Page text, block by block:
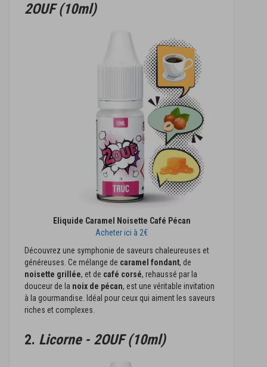
2OUF (10ml)
Eliquide Caramel Noisette Café Pécan
Acheter ici à 2€
Découvrez une symphonie de saveurs chaleureuses et
généreuses. Ce mélange de caramel fondant, de
noisette grillée, et de café corsé, rehaussé par la
douceur de la noix de pécan, est une véritable invitation
à la gourmandise. Idéal pour ceux qui aiment les saveurs
riches et complexes.
2. Licorne - 2OUF (10ml)